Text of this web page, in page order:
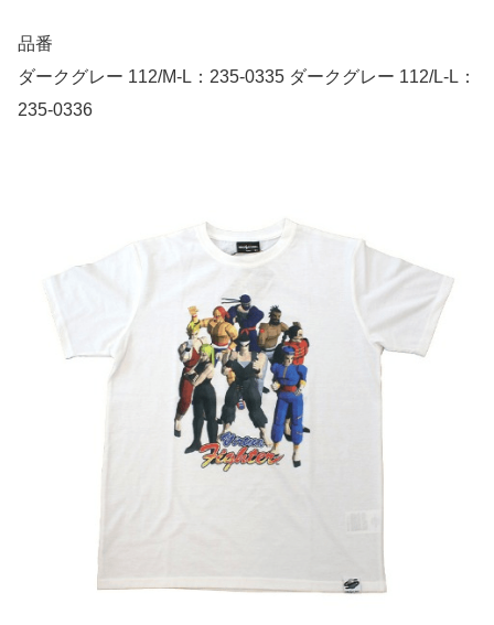
品番
ダークグレー 112/M-L：235-0335 ダークグレー 112/L-L：
235-0336